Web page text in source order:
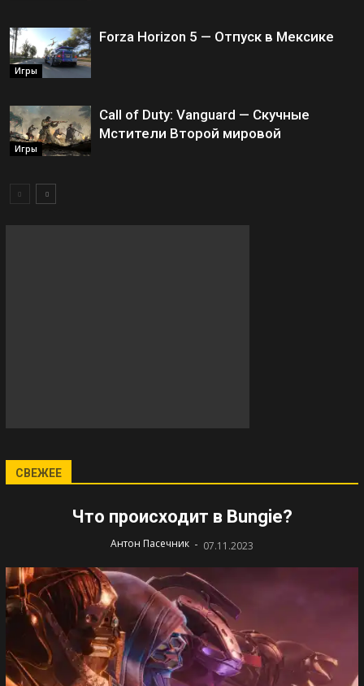
Игры
Forza Horizon 5 — Отпуск в Мексике
Игры
Call of Duty: Vanguard — Скучные
Мстители Второй мировой
СВЕЖЕЕ
Что происходит в Bungie?
Антон Пасечник - 07.11.2023